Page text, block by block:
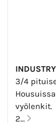
3/4
vyölenkit.
2...